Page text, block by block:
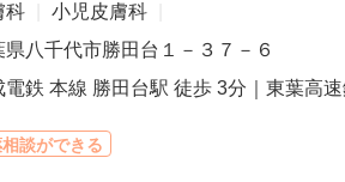
科 小児皮膚科
県八千代市勝田台１－３７－６
談ができる